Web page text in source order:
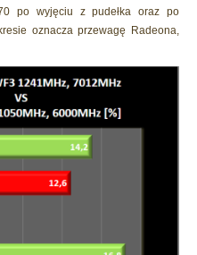
po wyjęciu z pudełka oraz po
oznacza przewagę Radeona,